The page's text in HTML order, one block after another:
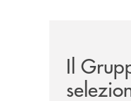
Il